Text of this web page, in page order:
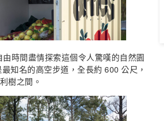
時間盡情探索這個令人驚嘆的自然園
知名的高空步道，全長約 600 公尺，
樹之間。